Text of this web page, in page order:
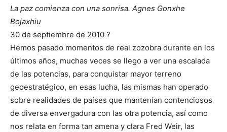
La paz comienza con una sonrisa. Agnes Gonxhe
Bojaxhiu
30 de septiembre de 2010 ?
Hemos pasado momentos de real zozobra durante en los
últimos años, muchas veces se llego a ver una escalada
de las potencias, para conquistar mayor terreno
geoestratégico, en esas lucha, las mismas han operado
sobre realidades de países que mantenían contenciosos
de diversa envergadura con las otra potencia, así como
nos relata en forma tan amena y clara Fred Weir, las